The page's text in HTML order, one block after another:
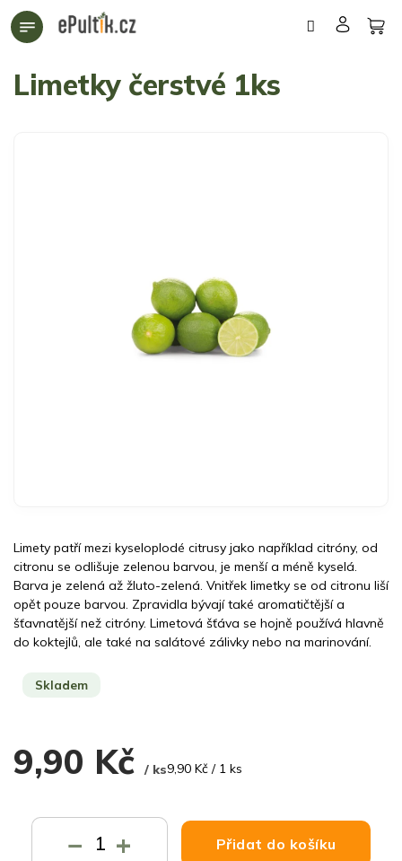
Přejít
na
Limetky čerstvé 1ks
9,90 Kč / ksMěrná
9,90 Kč / 1 ks
Skladem
+
− Přidat do košíku
Limety patří mezi kyseloplodé citrusy jako například citróny, od
citronu se odlišuje zelenou barvou, je menší a méně kyselá.
Barva je zelená až žluto-zelená. Vnitřek limetky se od citronu liší
opět pouze barvou. Zpravidla bývají také aromatičtější a
šťavnatější než citróny. Limetová šťáva se hojně používá hlavně
do koktejlů, ale také na salátové zálivky nebo na marinování.